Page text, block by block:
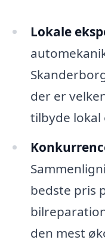
Lokale
der er
tilbyde lokal
bedste pris
den mest